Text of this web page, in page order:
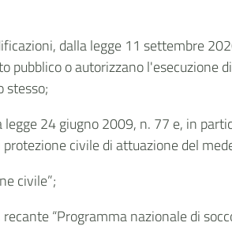
dalla legge 11 settembre
o autorizzano l'esecuzione
stesso;
24 giugno 2009, n. 77 e, in
civile di attuazione del
civile”;
“Programma nazionale di